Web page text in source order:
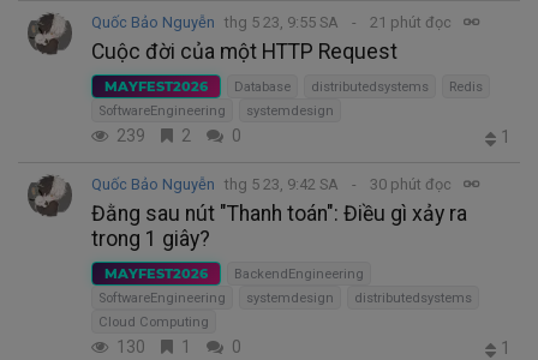
Quốc Bảo Nguyễn thg 5 23, 9:55 SA 21 phút đọc
Cuộc đời của một HTTP Request
MAYFEST2026 Database distributedsystems
Redis
SoftwareEngineering
systemdesign
239 2 0 1
Quốc Bảo Nguyễn thg 5 23, 9:42 SA 30 phút đọc
Đằng sau nút "Thanh toán": Điều gì xảy ra
trong 1 giây?
MAYFEST2026
BackendEngineering
SoftwareEngineering
systemdesign
distributedsystems
Cloud Computing
130 1 0 1